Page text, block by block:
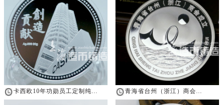
卡西欧10年功勋员工定制纯... 青海省台州（浙江）商会...